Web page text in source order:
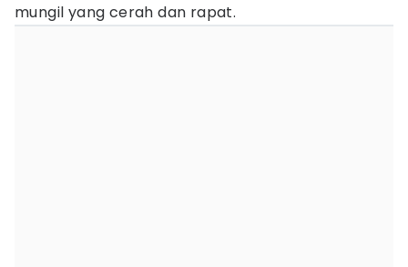
mungil yang cerah dan rapat.